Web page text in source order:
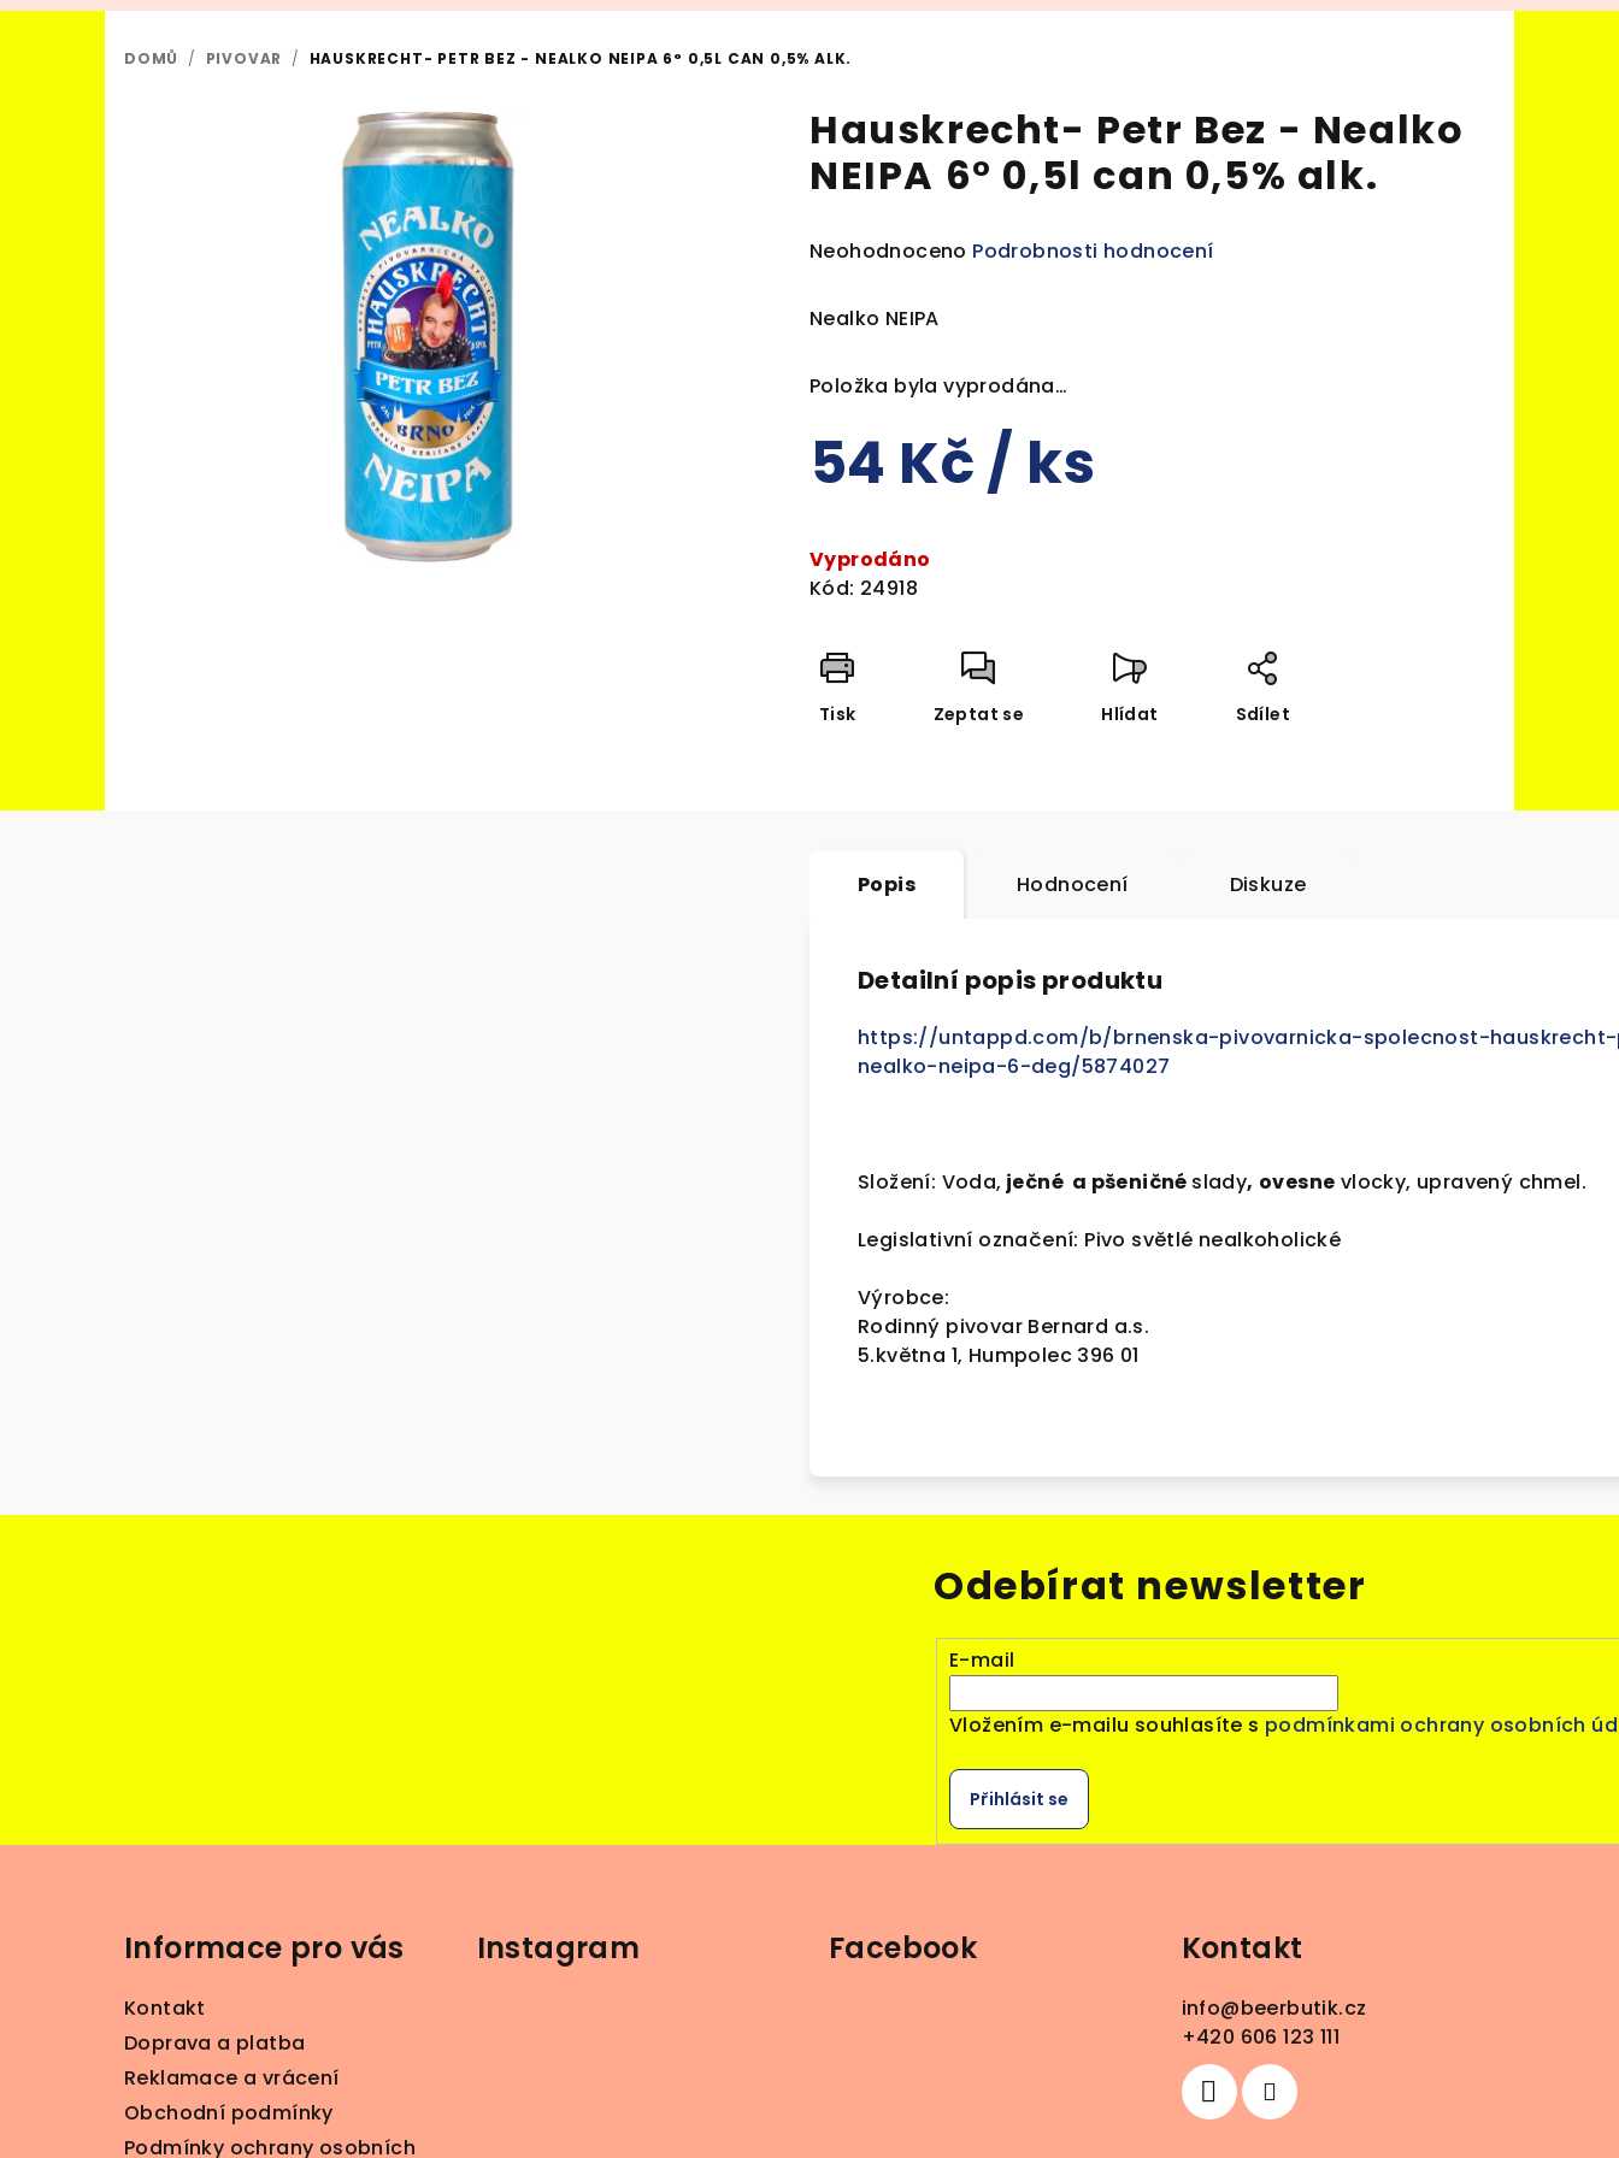
DOMŮ / PIVOVAR / HAUSKRECHT- PETR BEZ - NEALKO NEIPA 6° 0,5L CAN 0,5% ALK.
Hauskrecht- Petr Bez - Nealko
NEIPA 6° 0,5l can 0,5% alk.
Průměrné
produktu
z
hvězdiček.
Neohodnoceno Podrobnosti hodnocení
Nealko NEIPA
Položka byla vyprodána…
54 Kč/ ks
cena:
Vyprodáno
Kód: 24918
Tisk Zeptat se Hlídat Sdílet
Popis Hodnocení Diskuze
Detailní popis produktu
https://untappd.com/b/brnenska-pivovarnicka-spolecnost-
nealko-neipa-6-deg/5874027
Složení: Voda, ječné a pšeničné slady, ovesne vlocky, upravený chmel.
Legislativní označení: Pivo světlé nealkoholické
Výrobce:
Rodinný pivovar Bernard a.s.
5.května 1, Humpolec 396 01
Odebírat newsletter
E-mail
Vložením e-mailu souhlasíte s podmínkami ochrany osobních
Přihlásit se
Informace pro vás
Kontakt
Doprava a platba
Reklamace a vrácení
Obchodní podmínky
Podmínky ochrany osobních
Instagram Facebook Kontakt
info@beerbutik.cz
+420 606 123 111